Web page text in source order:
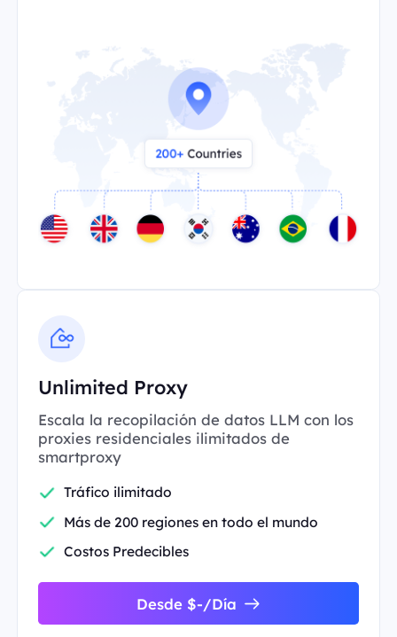
Unlimited Proxy
Escala la recopilación de datos LLM con los
proxies residenciales ilimitados de
smartproxy
Tráfico ilimitado
Más de 200 regiones en todo el mundo
Costos Predecibles
Desde $-/Día